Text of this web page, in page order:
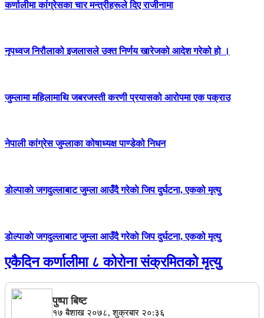
कर्णालीमा कांग्रेसका चार मन्त्रीहरूले दिए राजीनामा
नृपध्वज निरौलाको इजलासले उक्त निर्णय खारेजको आदेश गरेको हो ।
जुम्लामा महिलामाथि जबरजस्ती करणी प्रयासको आरोपमा एक पक्राउ
नेपाली कांग्रेस जुम्लाका कोषाध्यक्ष पाण्डेको निधन
डाेल्पाकाे जगदुल्लाबाट जुम्ला आउँदै गरेकाे जिप दुर्घटना, एकको मृत्यु
डाेल्पाकाे जगदुल्लाबाट जुम्ला आउँदै गरेकाे जिप दुर्घटना, एकको मृत्यु
एकैदिन कर्णालीमा ८ कोरोना संक्रमितको मृत्यु
पुष्पा बिष्ट
१७ बैशाख २०७८, शुक्रबार २०:३६